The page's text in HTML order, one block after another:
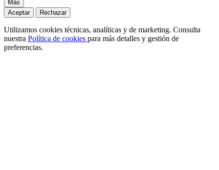
Más
Aceptar
Rechazar
Utilizamos cookies técnicas, analíticas y de marketing. Consulta
nuestra Política de cookies para más detalles y gestión de
preferencias.